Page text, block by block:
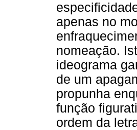
apenas no
nomeação.
ideograma
de um
propunha
função
ordem da